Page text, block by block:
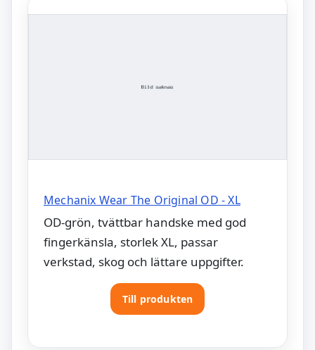
Mechanix Wear The Original OD - XL
OD-grön, tvättbar handske med god
fingerkänsla, storlek XL, passar
verkstad, skog och lättare uppgifter.
Till produkten